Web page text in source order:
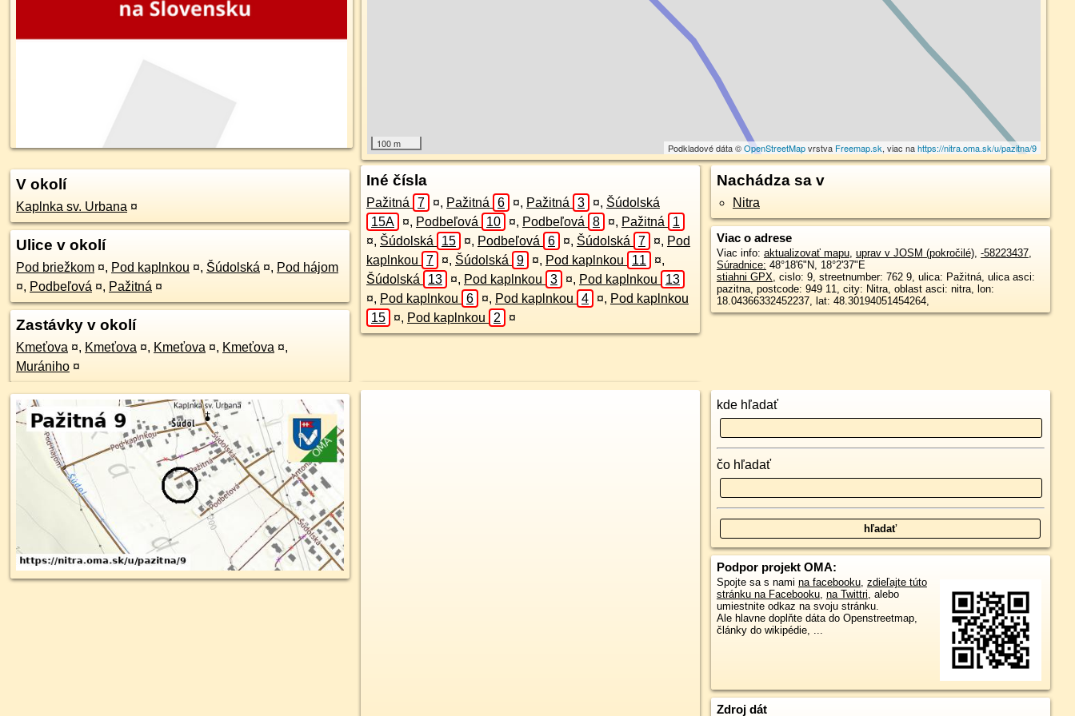
100 m Podkladové dáta ©OpenStreetMapvrstva Freemap.sk, viac nahttps://nitra.oma.sk/u/pazitna/9
V okolí
Kaplnka sv. Urbana ¤
Ulice v okolí
Pod briežkom ¤, Pod kaplnkou ¤, Šúdolská ¤, Pod hájom
¤, Podbeľová ¤, Pažitná ¤
Zastávky v okolí
Kmeťova ¤, Kmeťova ¤, Kmeťova ¤, Kmeťova ¤,
Murániho ¤
Iné čísla
Pažitná 7 ¤, Pažitná 6 ¤, Pažitná 3 ¤, Šúdolská
15A
¤, Podbeľová 10 ¤, Podbeľová 8 ¤, Pažitná
1
¤, Šúdolská 15 ¤, Podbeľová 6 ¤, Šúdolská 7 ¤, Pod
kaplnkou
7 ¤, Šúdolská 9 ¤, Pod kaplnkou 11 ¤,
Šúdolská
13 ¤, Pod kaplnkou 3 ¤, Pod kaplnkou
13
¤, Pod kaplnkou 6 ¤, Pod kaplnkou 4 ¤, Pod kaplnkou
15
¤, Pod kaplnkou 2 ¤
Nachádza sa v
Nitra
Viac o adrese
Viac info: aktualizovať mapu, uprav v JOSM (pokročilé), -58223437,
Súradnice: 48°18'6"N, 18°2'37"E
stiahni GPX, cislo: 9, streetnumber: 762 9, ulica: Pažitná, ulica asci:
pazitna, postcode: 949 11, city: Nitra, oblast asci: nitra, lon:
18.04366332452237, lat: 48.30194051454264,
kde hľadať
čo hľadať
Podpor projekt OMA:
Spojte sa s nami na facebooku, zdieľajte túto
stránku na Facebooku, na Twittri, alebo
umiestnite odkaz na svoju stránku.
Ale hlavne doplňte dáta do Openstreetmap,
články do wikipédie, ...
Zdroj dát